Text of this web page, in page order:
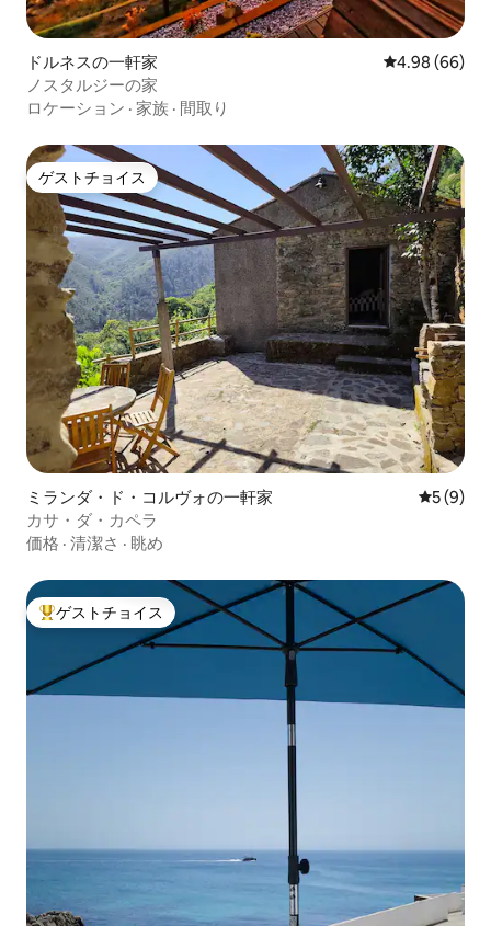
ドルネスの一軒家 レビュー66件
4.98 (66)
ノスタルジーの家
ロケーション · 家族 · 間取り
ゲストチョイス
ゲストチョイス
ミランダ・ド・コルヴォの一軒家 レビュー
5 (9)
カサ・ダ・カペラ
価格 · 清潔さ · 眺め
大好評のゲストチョイスです。
ゲストチョイス